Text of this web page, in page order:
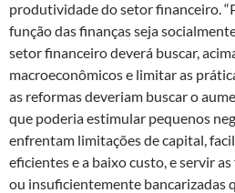
produtividade do setor financeiro.
função das finanças seja
setor financeiro deverá buscar,
macroeconômicos e limitar as
as reformas deveriam buscar o
que poderia estimular pequenos
enfrentam limitações de capital,
eficientes e a baixo custo, e servir
ou insuficientemente bancarizadas